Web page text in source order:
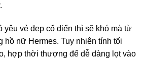
vẻ đẹp cổ điển thì sẽ khó mà từ
hồ nữ Hermes. Tuy nhiên tính tối
hợp thời thượng để dễ dàng lọt vào